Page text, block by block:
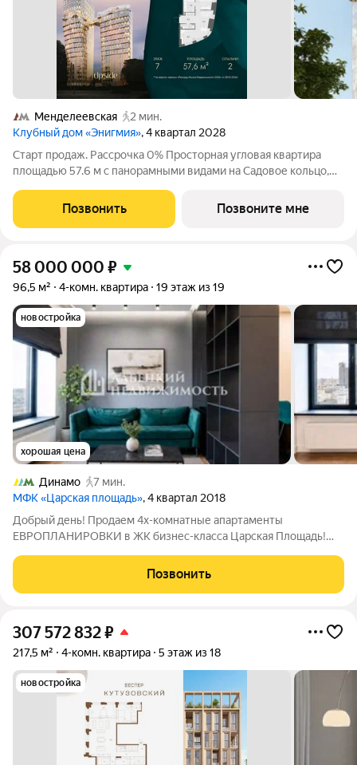
Менделеевская
2 мин.
Клубный дом «Энигмия», 4 квартал 2028
Старт продаж. Рассрочка 0% Просторная угловая квартира
площадью 57.6 м с панорамными видами на Садовое кольцо,
мастер-спальней и гардеробной с окном. ЭНИГМИЯ дом-
скульптура, притягивающий
Позвонить Позвоните мне
58 000 000 ₽
96,5 м² 4-комн. квартира 19 этаж из 19
новостройка
хорошая цена
Динамо
7 мин.
МФК «Царская площадь», 4 квартал 2018
Добрый день! Продаем 4х-комнатные апартаменты
ЕВРОПЛАНИРОВКИ в ЖК бизнес-класса Царская Площадь!
ДЕЙСТВИТЕЛЬНОСТИ! ПРО АПАРТАМЕНТЫ: Комфортная
эргономичная планировка для большой семьи, общий метраж -
Позвонить
307 572 832₽
217,5 м² 4-комн. квартира 5 этаж из 18
новостройка